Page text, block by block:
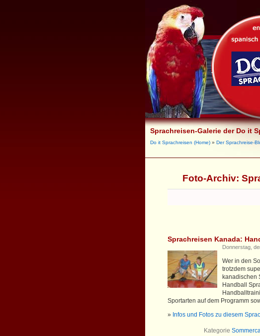
Sprachreisen-Galerie der Do it
Do it Sprachreisen (Home) » Der Sprachreise-
Foto-Archiv:
Sprachreisen Kanada:
Donnerstag,
Wer in den
trotzdem
kanadischen
Handball
Sportarten auf dem Programm
» Infos und Fotos zu diesem
Kategorie